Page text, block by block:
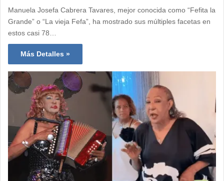
Manuela Josefa Cabrera Tavares, mejor conocida como “Fefita la
Grande” o “La vieja Fefa”, ha mostrado sus múltiples facetas en
estos casi 78…
Más Detalles »